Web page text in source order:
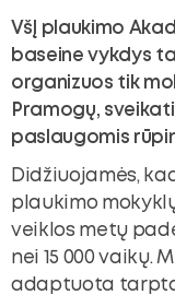
VšĮ plaukimo
baseine vykdys
organizuos tik
Pramogų,
paslaugomis
Didžiuojamės,
plaukimo
veiklos metų
nei 15 000 vaikų.
adaptuota